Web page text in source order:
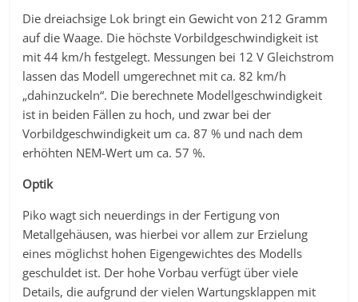
Die dreiachsige Lok bringt ein Gewicht von 212 Gramm
auf die Waage. Die höchste Vorbildgeschwindigkeit ist
mit 44 km/h festgelegt. Messungen bei 12 V Gleichstrom
lassen das Modell umgerechnet mit ca. 82 km/h
„dahinzuckeln“. Die berechnete Modellgeschwindigkeit
ist in beiden Fällen zu hoch, und zwar bei der
Vorbildgeschwindigkeit um ca. 87 % und nach dem
erhöhten NEM-Wert um ca. 57 %.
Optik
Piko wagt sich neuerdings in der Fertigung von
Metallgehäusen, was hierbei vor allem zur Erzielung
eines möglichst hohen Eigengewichtes des Modells
geschuldet ist. Der hohe Vorbau verfügt über viele
Details, die aufgrund der vielen Wartungsklappen mit